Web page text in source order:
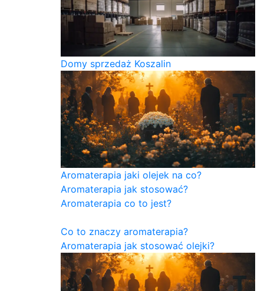
Domy sprzedaż Koszalin
Aromaterapia jaki olejek na co?
Aromaterapia jak stosować?
Aromaterapia co to jest?
Co to znaczy aromaterapia?
Aromaterapia jak stosować olejki?